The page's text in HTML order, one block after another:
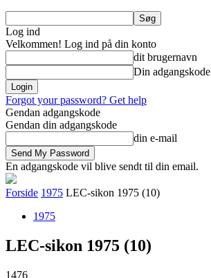
Log ind
Velkommen! Log ind på din konto
dit brugernavn
Din adgangskode
Forgot your password? Get help
Gendan adgangskode
Gendan din adgangskode
din e-mail
En adgangskode vil blive sendt til din email.
Forside 1975 LEC-sikon 1975 (10)
1975
LEC-sikon 1975 (10)
1476